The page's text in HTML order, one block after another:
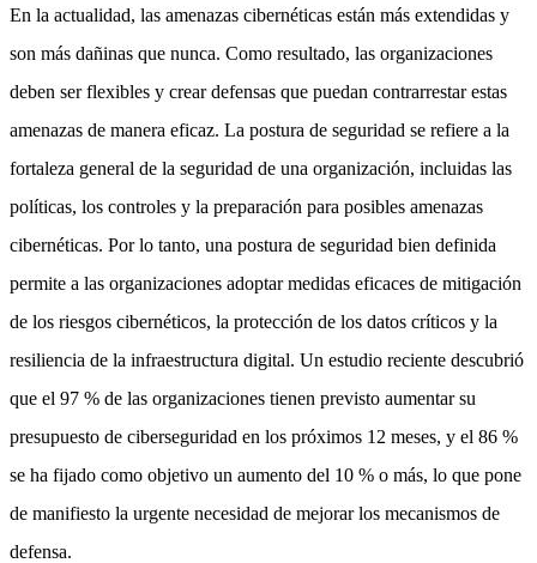
En la actualidad, las amenazas cibernéticas están más extendidas y
son más dañinas que nunca. Como resultado, las organizaciones
deben ser flexibles y crear defensas que puedan contrarrestar estas
amenazas de manera eficaz. La postura de seguridad se refiere a la
fortaleza general de la seguridad de una organización, incluidas las
políticas, los controles y la preparación para posibles amenazas
cibernéticas. Por lo tanto, una postura de seguridad bien definida
permite a las organizaciones adoptar medidas eficaces de mitigación
de los riesgos cibernéticos, la protección de los datos críticos y la
resiliencia de la infraestructura digital. Un estudio reciente descubrió
que el 97 % de las organizaciones tienen previsto aumentar su
presupuesto de ciberseguridad en los próximos 12 meses, y el 86 %
se ha fijado como objetivo un aumento del 10 % o más, lo que pone
de manifiesto la urgente necesidad de mejorar los mecanismos de
defensa.